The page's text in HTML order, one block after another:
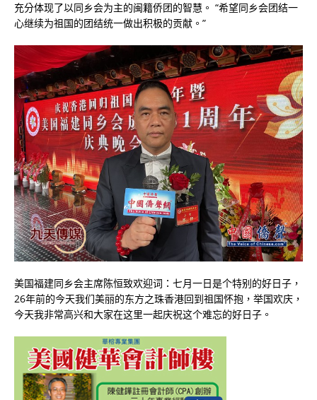
充分体现了以同乡会为主的闽籍侨团的智慧。 “希望同乡会团结一
心继续为祖国的团结统一做出积极的贡献。”
美国福建同乡会主席陈恒致欢迎词：七月一日是个特别的好日子，
26年前的今天我们美丽的东方之珠香港回到祖国怀抱，举国欢庆，
今天我非常高兴和大家在这里一起庆祝这个难忘的好日子。